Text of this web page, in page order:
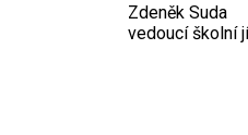
Zdeněk Suda
vedoucí školní